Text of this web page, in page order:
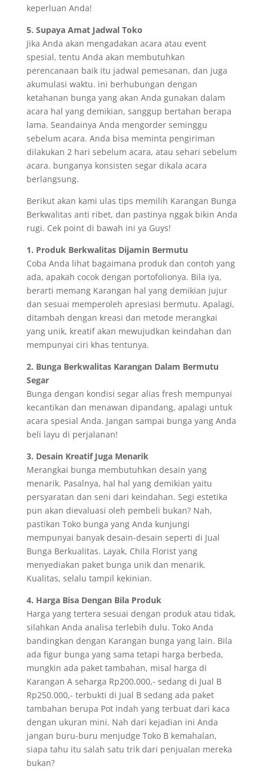
keperluan Anda!
5. Supaya Amat Jadwal Toko
Jika Anda akan mengadakan acara atau event
spesial, tentu Anda akan membutuhkan
perencanaan baik itu jadwal pemesanan, dan juga
akumulasi waktu. ini berhubungan dengan
ketahanan bunga yang akan Anda gunakan dalam
acara hal yang demikian, sanggup bertahan berapa
lama. Seandainya Anda mengorder seminggu
sebelum acara. Anda bisa meminta pengiriman
dilakukan 2 hari sebelum acara, atau sehari sebelum
acara. bunganya konsisten segar dikala acara
berlangsung.
Berikut akan kami ulas tips memilih Karangan Bunga
Berkwalitas anti ribet, dan pastinya nggak bikin Anda
rugi. Cek point di bawah ini ya Guys!
1. Produk Berkwalitas Dijamin Bermutu
Coba Anda lihat bagaimana produk dan contoh yang
ada, apakah cocok dengan portofolionya. Bila iya,
berarti memang Karangan hal yang demikian jujur
dan sesuai memperoleh apresiasi bermutu. Apalagi,
ditambah dengan kreasi dan metode merangkai
yang unik, kreatif akan mewujudkan keindahan dan
mempunyai ciri khas tentunya.
2. Bunga Berkwalitas Karangan Dalam Bermutu
Segar
Bunga dengan kondisi segar alias fresh mempunyai
kecantikan dan menawan dipandang, apalagi untuk
acara spesial Anda. Jangan sampai bunga yang Anda
beli layu di perjalanan!
3. Desain Kreatif Juga Menarik
Merangkai bunga membutuhkan desain yang
menarik. Pasalnya, hal hal yang demikian yaitu
persyaratan dan seni dari keindahan. Segi estetika
pun akan dievaluasi oleh pembeli bukan? Nah,
pastikan Toko bunga yang Anda kunjungi
mempunyai banyak desain-desain seperti di Jual
Bunga Berkualitas. Layak, Chila Florist yang
menyediakan paket bunga unik dan menarik.
Kualitas, selalu tampil kekinian.
4. Harga Bisa Dengan Bila Produk
Harga yang tertera sesuai dengan produk atau tidak,
silahkan Anda analisa terlebih dulu. Toko Anda
bandingkan dengan Karangan bunga yang lain. Bila
ada figur bunga yang sama tetapi harga berbeda,
mungkin ada paket tambahan, misal harga di
Karangan A seharga Rp200.000,- sedang di Jual B
Rp250.000,- terbukti di Jual B sedang ada paket
tambahan berupa Pot indah yang terbuat dari kaca
dengan ukuran mini. Nah dari kejadian ini Anda
jangan buru-buru menjudge Toko B kemahalan,
siapa tahu itu salah satu trik dari penjualan mereka
bukan?